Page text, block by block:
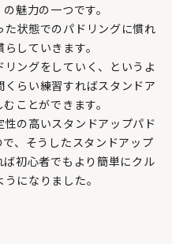
魅力の一つです。
状態でのパドリングに慣れ
していきます。
ングをしていく、というよ
らい練習すればスタンドア
ことができます。
の高いスタンドアップパド
、そうしたスタンドアップ
初心者でもより簡単にクル
になりました。